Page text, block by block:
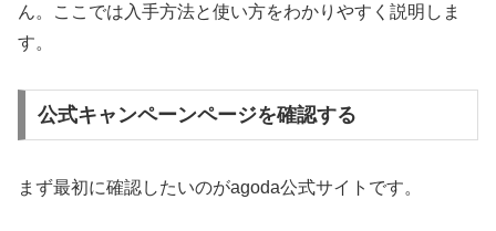
ん。ここでは入手方法と使い方をわかりやすく説明しま
す。
公式キャンペーンページを確認する
まず最初に確認したいのがagoda公式サイトです。